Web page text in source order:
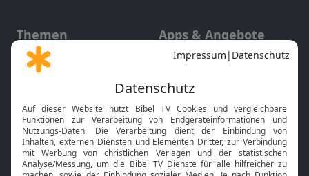
Themen
Gott und Bibel erklärt
Neuigkeiten
Apps & Angebote
Mobile App
Smart TV
HbbTV
Bibelthek Online-Bibel
Nächster Gottesdienst